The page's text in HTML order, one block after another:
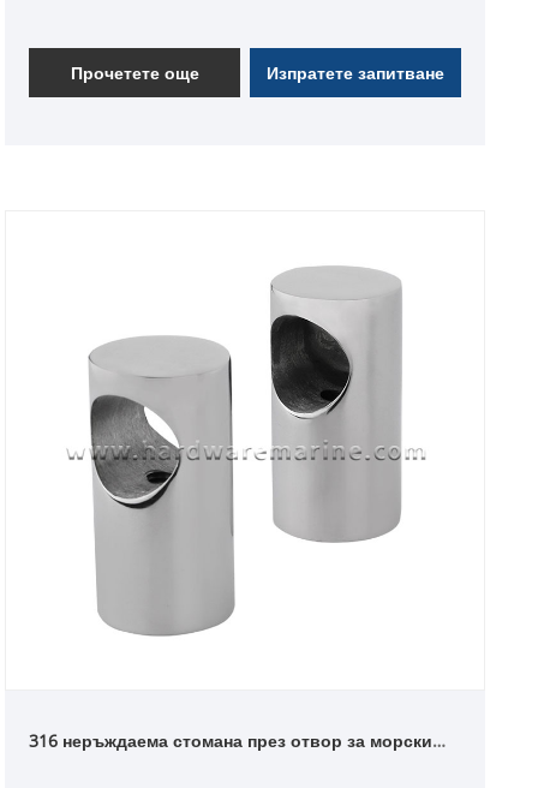
Прочетете още Изпратете запитване
316 неръждаема стомана през отвор за морски